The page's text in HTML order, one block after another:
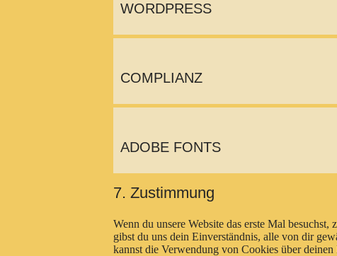
WORDPRESS
COMPLIANZ
ADOBE FONTS
7. Zustimmung
Wenn du unsere Website das erste Mal
gibst du uns dein Einverständnis, alle von dir
kannst die Verwendung von Cookies über